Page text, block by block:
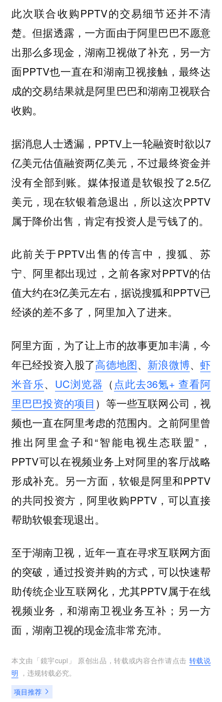
此次联合收购PPTV的交易细节还并不清
楚。但据透露，一方面由于阿里巴巴不愿意
出那么多现金，湖南卫视做了补充，另一方
面PPTV也一直在和湖南卫视接触，最终达
成的交易结果就是阿里巴巴和湖南卫视联合
收购。
据消息人士透漏，PPTV上一轮融资时欲以7
亿美元估值融资两亿美元，不过最终资金并
没有全部到账。媒体报道是软银投了2.5亿
美元，现在软银着急退出，所以这次PPTV
属于降价出售，肯定有投资人是亏钱了的。
此前关于PPTV出售的传言中，搜狐、苏
宁、阿里都出现过，之前各家对PPTV的估
值大约在3亿美元左右，据说搜狐和PPTV已
经谈的差不多了，阿里加入了进来。
阿里方面，为了让上市的故事更加丰满，今
年已经投资入股了高德地图、 新浪微博、虾
米音乐、 UC浏览器 （ 点此去36氪+ 查看阿
里巴巴投资的项目 ）等一些互联网公司，视
频也一直在阿里考虑的范围内。之前阿里曾
推出阿里盒子和“智能电视生态联盟”，
PPTV可以在视频业务上对阿里的客厅战略
形成补充。另一方面，软银是阿里和PPTV
的共同投资方，阿里收购PPTV，可以直接
帮助软银套现退出。
至于湖南卫视，近年一直在寻求互联网方面
的突破，通过投资并购的方式，可以快速帮
助传统企业互联网化，尤其PPTV属于在线
视频业务，和湖南卫视业务互补；另一方
面，湖南卫视的现金流非常充沛。
本文由「鏡宇cupl 」 原创出品，转载或内容合作请点击 转载说
明 ，违规转载必究。
项目推荐